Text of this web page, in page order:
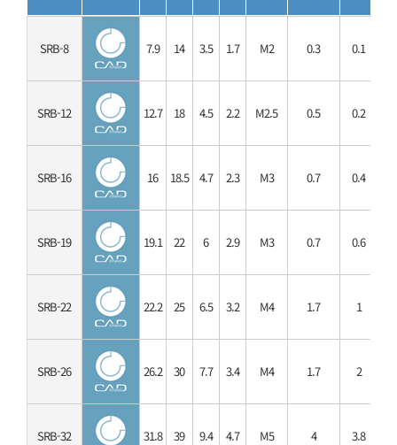
SRB-8 7.9 14 3.5 1.7 M2 0.3 0.1
SRB-12 12.7 18 4.5 2.2 M2.5 0.5 0.2
SRB-16 16 18.5 4.7 2.3 M3 0.7 0.4
SRB-19 19.1 22 6 2.9 M3 0.7 0.6
SRB-22 22.2 25 6.5 3.2 M4 1.7 1
SRB-26 26.2 30 7.7 3.4 M4 1.7 2
SRB-32 31.8 39 9.4 4.7 M5 4 3.8